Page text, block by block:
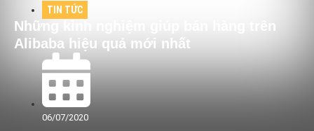
TIN TỨC
Những kinh nghiệm giúp bán hàng trên
Alibaba hiệu quả mới nhất
06/07/2020